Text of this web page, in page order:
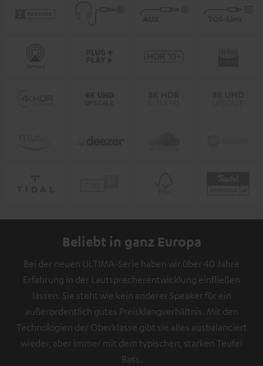
Beliebt in ganz Europa
Bei der neuen ULTIMA-Serie haben wir über 40 Jahre
Erfahrung in der Lautsprecherentwicklung einfließen
lassen. Sie steht wie kein anderer Speaker für ein
außerordentlich gutes Preisklangverhältnis. Mit den
Technologien der Oberklasse gibt sie alles ausbalanciert
wieder, aber immer mit dem typischen, starken Teufel
Bass.